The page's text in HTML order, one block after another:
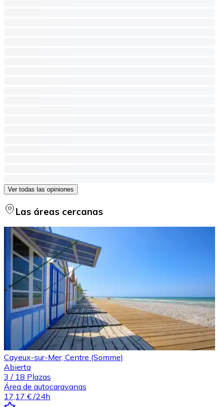
Ver todas las opiniones
Las áreas cercanas
Cayeux-sur-Mer, Centre (Somme)
Abierta
3 / 18 Plazas
Área de autocaravanas
17,17 € /24h